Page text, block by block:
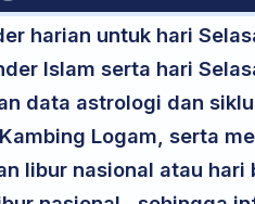
harian untuk hari
Islam serta hari
data astrologi dan
Logam, serta
libur nasional atau